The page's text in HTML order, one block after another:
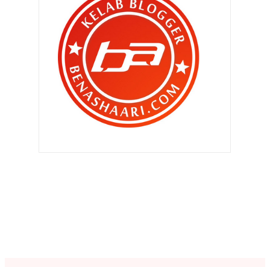
►September 2011 (390)
►
Ogos 2011
►
Julai 2011
(396)
Jun 2011
(424)
►Mei 2011
►April 2011
Mac 2011(483)
Disebalik aku malu dengan ... HELIZA